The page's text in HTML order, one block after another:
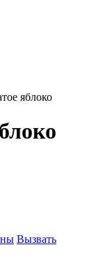
яблоко
Вызвать